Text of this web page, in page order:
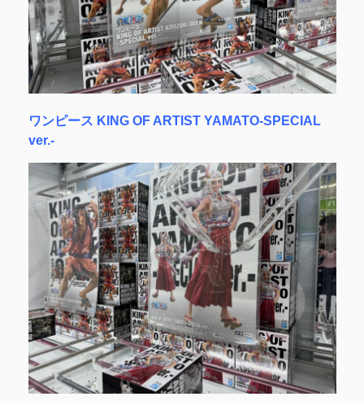
ワンピース KING OF ARTIST YAMATO-SPECIAL
ver.-